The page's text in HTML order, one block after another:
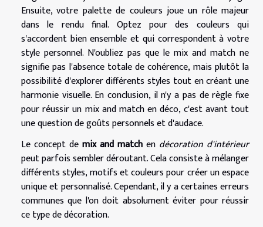
Ensuite, votre palette de couleurs joue un rôle majeur
dans le rendu final. Optez pour des couleurs qui
s'accordent bien ensemble et qui correspondent à votre
style personnel. N'oubliez pas que le mix and match ne
signifie pas l'absence totale de cohérence, mais plutôt la
possibilité d'explorer différents styles tout en créant une
harmonie visuelle. En conclusion, il n'y a pas de règle fixe
pour réussir un mix and match en déco, c'est avant tout
une question de goûts personnels et d'audace.
Le concept de mix and match en décoration d'intérieur
peut parfois sembler déroutant. Cela consiste à mélanger
différents styles, motifs et couleurs pour créer un espace
unique et personnalisé. Cependant, il y a certaines erreurs
communes que l'on doit absolument éviter pour réussir
ce type de décoration.